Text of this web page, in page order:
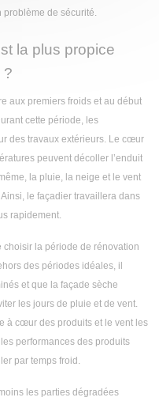
problème de sécurité.
la plus propice
?
aux premiers froids et au début
cette période, les
des travaux extérieurs. Le cœur
peuvent décoller l’enduit
la pluie, la neige et le vent
le façadier travaillera dans
rapidement.
choisir la période de rénovation
des périodes idéales, il
et que la façade sèche
les jours de pluie et de vent.
à cœur des produits et le vent les
performances des produits
par temps froid.
les parties dégradées